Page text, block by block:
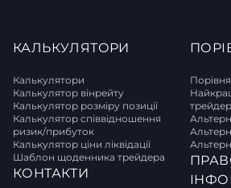
КАЛЬКУЛЯТОРИ
Калькулятори
Калькулятор вінрейту
Калькулятор розміру позиції
Калькулятор співвідношення
ризик/прибуток
Калькулятор ціни ліквідації
Шаблон щоденника трейдера
КОНТАКТИ